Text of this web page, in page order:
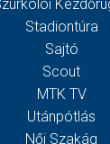
Stadiontúra
Sajtó
Scout
MTK TV
Utánpótlás
Női Szakág